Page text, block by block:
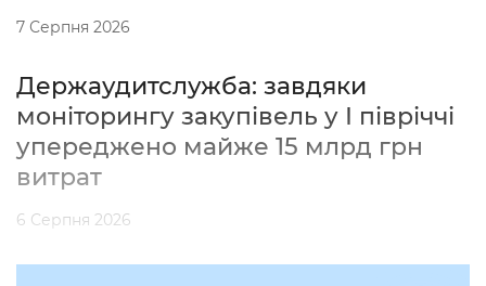
7 Серпня 2026
Держаудитслужба: завдяки
моніторингу закупівель у І півріччі
упереджено майже 15 млрд грн
витрат
6 Серпня 2026